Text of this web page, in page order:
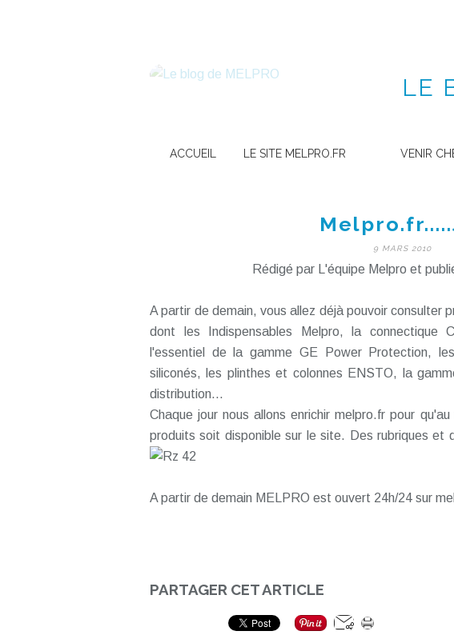
LE
ACCUEIL LE SITE MELPRO.FR VENIR
9 MARS 2010
Rédigé par L'équipe Melpro et
A partir de demain, vous allez déjà pouvoir consulter
dont les Indispensables Melpro, la connectique
l'essentiel de la gamme GE Power Protection,
siliconés, les plinthes et colonnes ENSTO, la
distribution...
Chaque jour nous allons enrichir melpro.fr pour
produits soit disponible sur le site. Des rubriques et
A partir de demain MELPRO est ouvert 24h/24 sur
PARTAGER CET ARTICLE